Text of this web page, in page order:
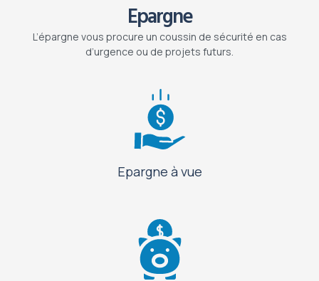
Epargne
L’épargne vous procure un coussin de sécurité en cas
d’urgence ou de projets futurs.
Epargne à vue